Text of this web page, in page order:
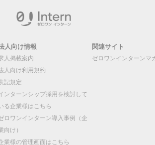
人向け情報
人掲載案内
人向け利用規約
記規定
ンターンシップ採用を検討して
る企業様はこちら
ロワンインターン導入事例（企
向け）
業様の管理画面はこちら
関連サイト
ゼロワンインターンマ